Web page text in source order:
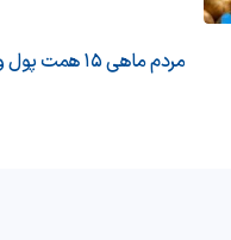
مردم ماهی ۱۵ همت پول وی‌پی‌ان می‌دن! | تک‌تاک